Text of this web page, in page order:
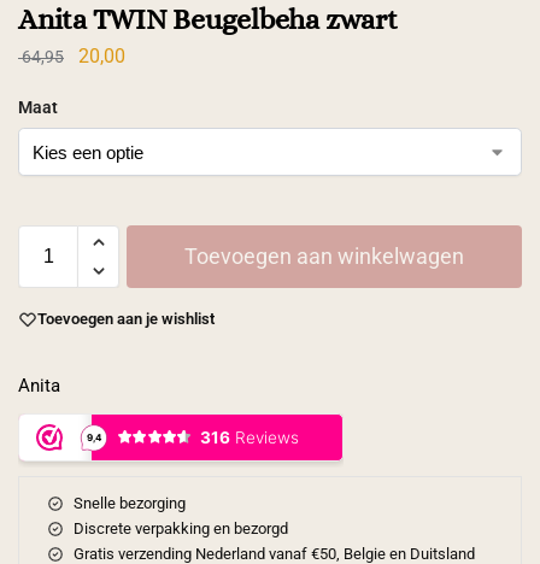
Anita TWIN Beugelbeha zwart
64,95 20,00
Maat
Toevoegen aan winkelwagen
Toevoegen aan je wishlist
Anita
Snelle bezorging
Discrete verpakking en bezorgd
Gratis verzending Nederland vanaf €50, Belgie en Duitsland